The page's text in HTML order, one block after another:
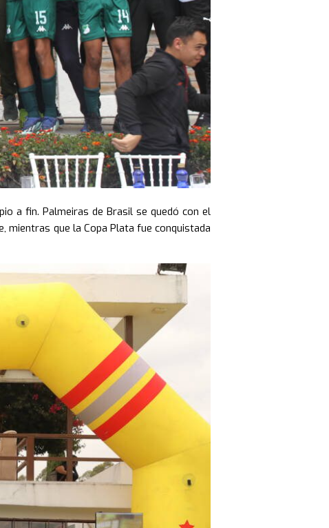
a fin. Palmeiras de Brasil se quedó con el
mientras que la Copa Plata fue conquistada